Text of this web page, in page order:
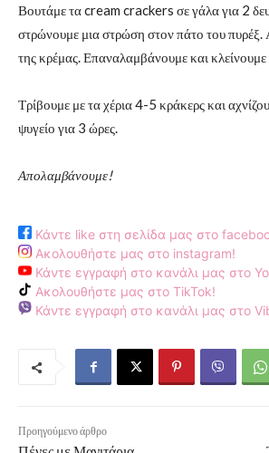
Βουτάμε τα cream crackers σε γάλα για 2
στρώνουμε μια στρώση στον πάτο του
της κρέμας. Επαναλαμβάνουμε και
Τρίβουμε με τα χέρια 4-5 κράκερς και
ψυγείο για 3 ώρες.
Απολαμβάνουμε!
Κάντε like στη σελίδα μας στο
Ακολουθήστε μας στο instagram!
Κάντε εγγραφή στο κανάλι μας στο
Ακολουθήστε μας στο TikTok!
Κάντε εγγραφή στο κανάλι μας στο
Προηγούμενο άρθρο